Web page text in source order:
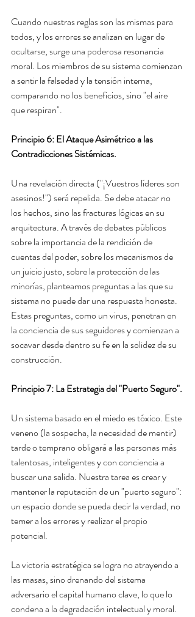
Cuando nuestras reglas son las mismas para
todos, y los errores se analizan en lugar de
ocultarse, surge una poderosa resonancia
moral. Los miembros de su sistema comienzan
a sentir la falsedad y la tensión interna,
comparando no los beneficios, sino "el aire
que respiran".
Principio 6: El Ataque Asimétrico a las
Contradicciones Sistémicas.
Una revelación directa ("¡Vuestros líderes son
asesinos!") será repelida. Se debe atacar no
los hechos, sino las fracturas lógicas en su
arquitectura. A través de debates públicos
sobre la importancia de la rendición de
cuentas del poder, sobre los mecanismos de
un juicio justo, sobre la protección de las
minorías, planteamos preguntas a las que su
sistema no puede dar una respuesta honesta.
Estas preguntas, como un virus, penetran en
la conciencia de sus seguidores y comienzan a
socavar desde dentro su fe en la solidez de su
construcción.
Principio 7: La Estrategia del "Puerto Seguro".
Un sistema basado en el miedo es tóxico. Este
veneno (la sospecha, la necesidad de mentir)
tarde o temprano obligará a las personas más
talentosas, inteligentes y con conciencia a
buscar una salida. Nuestra tarea es crear y
mantener la reputación de un "puerto seguro":
un espacio donde se pueda decir la verdad, no
temer a los errores y realizar el propio
potencial.
La victoria estratégica se logra no atrayendo a
las masas, sino drenando del sistema
adversario el capital humano clave, lo que lo
condena a la degradación intelectual y moral.